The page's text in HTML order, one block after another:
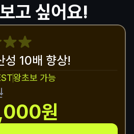
고 싶어요!
성 10배 향상!
왕초보 가능
원